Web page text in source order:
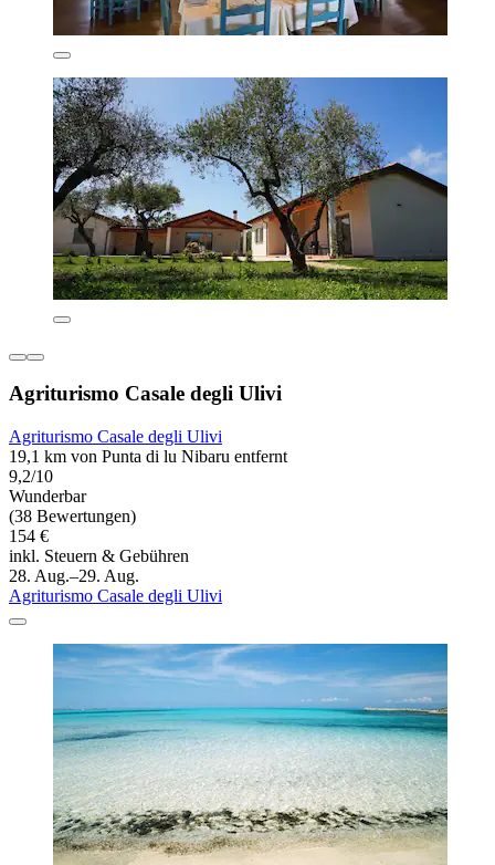
Agriturismo Casale degli Ulivi
Agriturismo Casale degli Ulivi
19,1 km von Punta di lu Nibaru entfernt
9,2/10
Wunderbar
(38 Bewertungen)
154 €
inkl. Steuern & Gebühren
28. Aug.–29. Aug.
Agriturismo Casale degli Ulivi